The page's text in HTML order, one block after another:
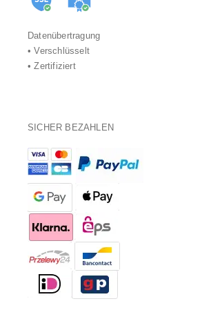
Datenübertragung
• Verschlüsselt
• Zertifiziert
SICHER BEZAHLEN